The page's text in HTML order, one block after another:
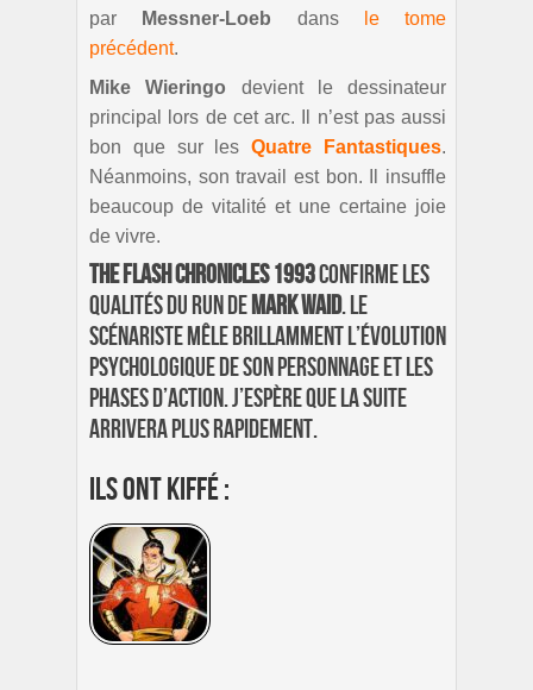
par
Messner-Loeb dans
le tome
précédent.
Mike Wieringo devient le dessinateur
principal lors de cet arc. Il n’est pas aussi
bon que sur lesQuatre Fantastiques.
Néanmoins, son travail est bon. Il insuffle
beaucoup de vitalité et une certaine joie
de vivre.
The Flash Chronicles 1993confirme les
qualités du run deMark Waid. Le
scénariste mêle brillamment l’évolution
psychologique de son personnage et les
phases d’action. J’espère que la suite
arrivera plus rapidement.
Ils ont kiffé :